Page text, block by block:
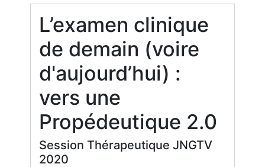
L’examen clinique
de demain (voire
d'aujourd’hui) :
vers une
Propédeutique 2.0
Session Thérapeutique JNGTV
2020